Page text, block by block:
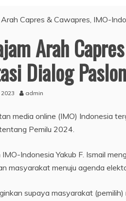
Arah
Dialog
admin
media online (IMO) Indonesia
Pemilu 2024.
IMO-Indonesia Yakub F. Ismail
masyarakat menuju agenda
supaya masyarakat